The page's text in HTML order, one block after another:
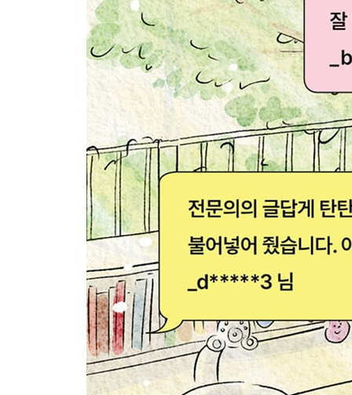
3개월, 수유를 거부해요
4개월, 1,000mL 이상 분유를 먹는데 괜찮나요?
6개월, 이유기 보충식을 거부해요
8개월, 이유기 보충식을 300g씩 먹어도 괜찮나요?
9개월, 장난감을 쥐여주지 않으면 먹지 않아요
10개월, 자꾸 식탁 의자에서 벗어나려고 해요
12개월, 식탐이 너무 많아요
13개월, 반찬만 먹어요 | 맨밥만 먹어요
15개월, 동영상이 없으면 밥을 먹지 않아요
16개월, 아직도 밤중 수유를 해요
초판, 나가는 글
개정판, 나가는 글
참고 문헌&웹사이트